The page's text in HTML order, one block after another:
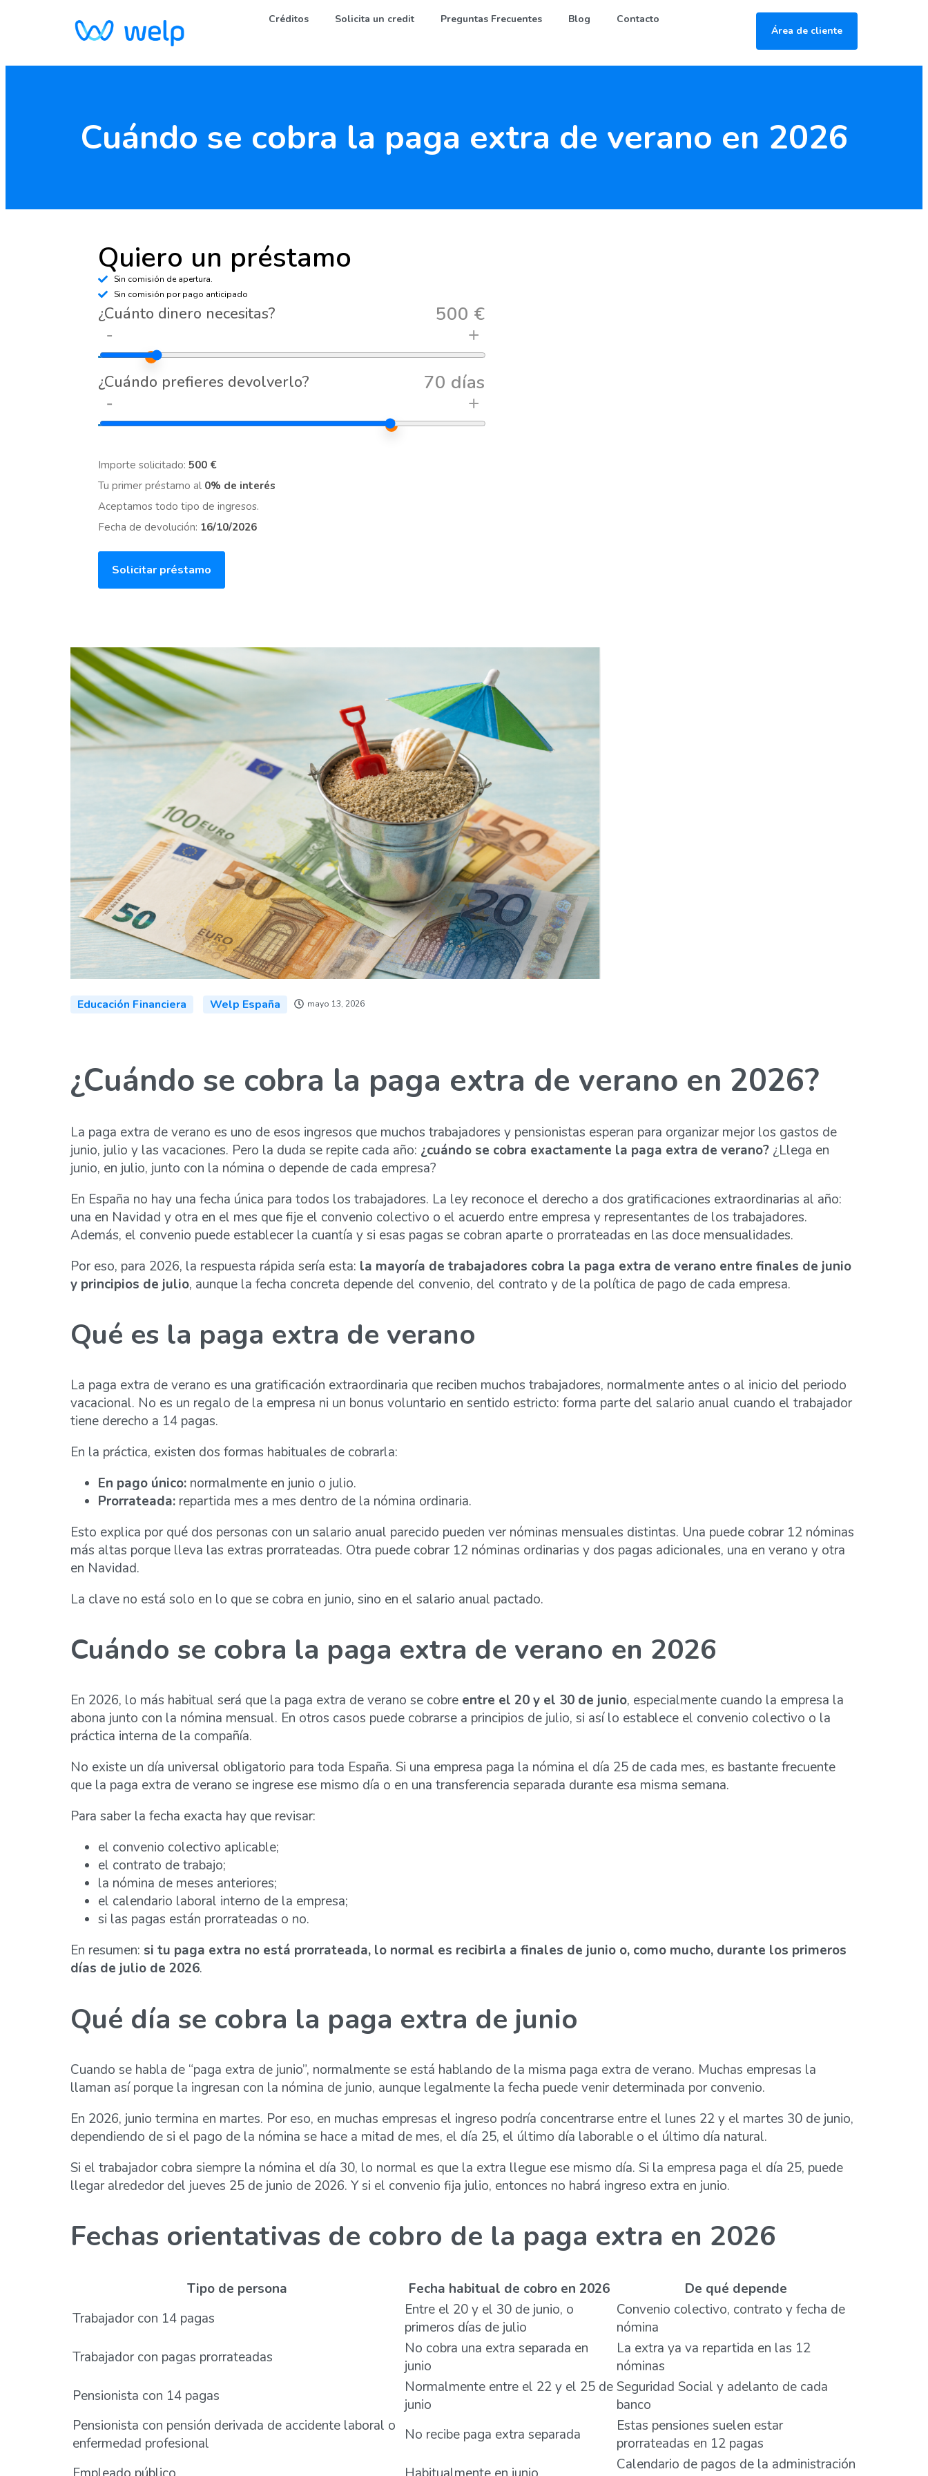
Créditos Solicita un credit Preguntas Frecuentes Blog
Contacto
Área de cliente
Cuándo se cobra la paga extra de verano en 2026
Quiero un préstamo
Sin comisión de apertura.
Sin comisión por pago anticipado
¿Cuánto dinero necesitas? 500 €
- +
¿Cuándo prefieres devolverlo? 70 días
- +
Importe solicitado: 500 €
Tu primer préstamo al 0% de interés
Aceptamos todo tipo de ingresos.
Fecha de devolución: 16/10/2026
Solicitar préstamo
Educación Financiera Welp España mayo 13, 2026
¿Cuándo se cobra la paga extra de verano en 2026?
La paga extra de verano es uno de esos ingresos que muchos trabajadores y pensionistas esperan para organizar mejor los gastos de
junio, julio y las vacaciones. Pero la duda se repite cada año: ¿cuándo se cobra exactamente la paga extra de verano? ¿Llega en
junio, en julio, junto con la nómina o depende de cada empresa?
En España no hay una fecha única para todos los trabajadores. La ley reconoce el derecho a dos gratificaciones extraordinarias al año:
una en Navidad y otra en el mes que fije el convenio colectivo o el acuerdo entre empresa y representantes de los trabajadores.
Además, el convenio puede establecer la cuantía y si esas pagas se cobran aparte o prorrateadas en las doce mensualidades.
Por eso, para 2026, la respuesta rápida sería esta: la mayoría de trabajadores cobra la paga extra de verano entre finales de junio
y principios de julio, aunque la fecha concreta depende del convenio, del contrato y de la política de pago de cada empresa.
Qué es la paga extra de verano
La paga extra de verano es una gratificación extraordinaria que reciben muchos trabajadores, normalmente antes o al inicio del periodo
vacacional. No es un regalo de la empresa ni un bonus voluntario en sentido estricto: forma parte del salario anual cuando el trabajador
tiene derecho a 14 pagas.
En la práctica, existen dos formas habituales de cobrarla:
En pago único: normalmente en junio o julio.
Prorrateada: repartida mes a mes dentro de la nómina ordinaria.
Esto explica por qué dos personas con un salario anual parecido pueden ver nóminas mensuales distintas. Una puede cobrar 12 nóminas
más altas porque lleva las extras prorrateadas. Otra puede cobrar 12 nóminas ordinarias y dos pagas adicionales, una en verano y otra
en Navidad.
La clave no está solo en lo que se cobra en junio, sino en el salario anual pactado.
Cuándo se cobra la paga extra de verano en 2026
En 2026, lo más habitual será que la paga extra de verano se cobre entre el 20 y el 30 de junio, especialmente cuando la empresa la
abona junto con la nómina mensual. En otros casos puede cobrarse a principios de julio, si así lo establece el convenio colectivo o la
práctica interna de la compañía.
No existe un día universal obligatorio para toda España. Si una empresa paga la nómina el día 25 de cada mes, es bastante frecuente
que la paga extra de verano se ingrese ese mismo día o en una transferencia separada durante esa misma semana.
Para saber la fecha exacta hay que revisar:
el convenio colectivo aplicable;
el contrato de trabajo;
la nómina de meses anteriores;
el calendario laboral interno de la empresa;
si las pagas están prorrateadas o no.
En resumen: si tu paga extra no está prorrateada, lo normal es recibirla a finales de junio o, como mucho, durante los primeros
días de julio de 2026.
Qué día se cobra la paga extra de junio
Cuando se habla de “paga extra de junio”, normalmente se está hablando de la misma paga extra de verano. Muchas empresas la
llaman así porque la ingresan con la nómina de junio, aunque legalmente la fecha puede venir determinada por convenio.
En 2026, junio termina en martes. Por eso, en muchas empresas el ingreso podría concentrarse entre el lunes 22 y el martes 30 de junio,
dependiendo de si el pago de la nómina se hace a mitad de mes, el día 25, el último día laborable o el último día natural.
Si el trabajador cobra siempre la nómina el día 30, lo normal es que la extra llegue ese mismo día. Si la empresa paga el día 25, puede
llegar alrededor del jueves 25 de junio de 2026. Y si el convenio fija julio, entonces no habrá ingreso extra en junio.
Fechas orientativas de cobro de la paga extra en 2026
Tipo de persona Fecha habitual de cobro en 2026
De qué depende
Trabajador con 14 pagas
Entre el 20 y el 30 de junio, o
primeros días de julio
Convenio colectivo, contrato y fecha de
nómina
Trabajador con pagas prorrateadas
No cobra una extra separada en
junio
La extra ya va repartida en las 12
nóminas
Pensionista con 14 pagas
Normalmente entre el 22 y el 25 de
junio
Seguridad Social y adelanto de cada
banco
Pensionista con pensión derivada de accidente laboral o
enfermedad profesional
No recibe paga extra separada
Estas pensiones suelen estar
prorrateadas en 12 pagas
Calendario de pagos de la administración